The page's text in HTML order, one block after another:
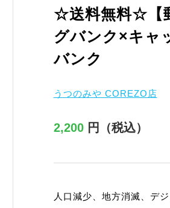
☆送料無料☆【
グバンク×キャ
バンク
うつのみや COREZO店
2,200 円（税込）
人口減少、地方消滅、デ